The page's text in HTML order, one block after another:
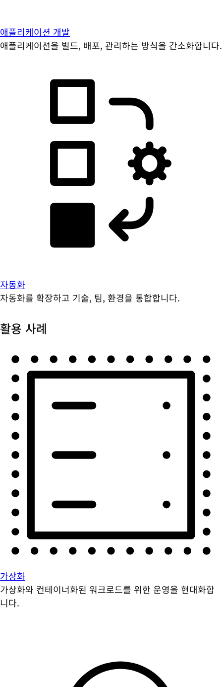
애플리케이션 개발
애플리케이션을 빌드, 배포, 관리하는 방식을 간소화합니다.
자동화
자동화를 확장하고 기술, 팀, 환경을 통합합니다.
활용 사례
가상화
가상화와 컨테이너화된 워크로드를 위한 운영을 현대화합
니다.